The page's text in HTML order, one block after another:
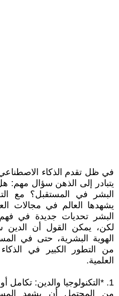
في ظل تقدم الذكاء الاصطناعي
يتبادر إلى الذهن سؤال مهم:
البشر في المستقبل؟ مع
يشهدها العالم في مجالات
البشر تحديات جديدة في
لكن، يمكن القول أن
الهوية البشرية، حتى في
من التطور الكبير في الذكاء
العلمية.
1. *التكنولوجيا والدين: تكامل أو تضاد؟*
من المحتمل أن يشهد